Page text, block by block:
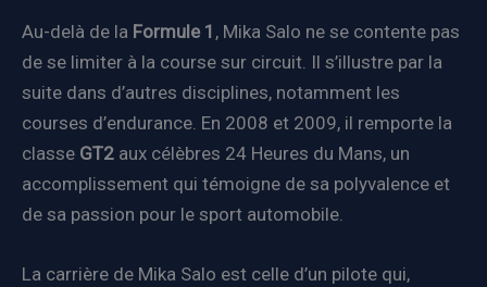
Au-delà de la Formule 1 , Mika Salo ne se contente pas
de se limiter à la course sur circuit. Il s’illustre par la
suite dans d’autres disciplines, notamment les
courses d’endurance. En 2008 et 2009, il remporte la
classe GT2 aux célèbres 24 Heures du Mans, un
accomplissement qui témoigne de sa polyvalence et
de sa passion pour le sport automobile.
La carrière de Mika Salo est celle d’un pilote qui,